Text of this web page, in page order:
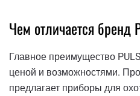
Чем отличается бренд
Главное преимущество
ценой и возможностями.
предлагает приборы для